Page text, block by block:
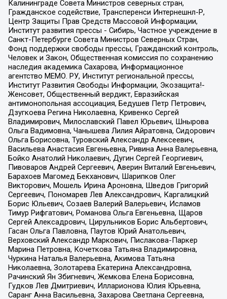
Калининграде Совета Министров северных стран,
Гражданское содействие, Трансперенси Интернешнл-Р,
Центр Защиты Прав Средств Массовой Информации,
Институт развития прессы - Сибирь, Частное учреждение в
Санкт-Петербурге Совета Министров Северных Стран,
Фонд поддержки свободы прессы, Гражданский контроль,
Человек и Закон, Общественная комиссия по сохранению
наследия академика Сахарова, Информационное
агентство МЕМО. РУ, Институт региональной прессы,
Институт Развития Свободы Информации, Экозащита!-
Женсовет, Общественный вердикт, Евразийская
антимонопольная ассоциация, Бедушев Петр Петрович,
Дзугкоева Регина Николаевна, Кривенко Сергей
Владимирович, Милославский Павел Юрьевич, Шнырова
Ольга Вадимовна, Чанышева Лилия Айратовна, Сидорович
Ольга Борисовна, Туровский Александр Алексеевич,
Васильева Анастасия Евгеньевна, Ривина Анна Валерьевна,
Бойко Анатолий Николаевич, Дугин Сергей Георгиевич,
Пивоваров Андрей Сергеевич, Аверин Виталий Евгеньевич,
Барахоев Магомед Бекханович, Шарипков Олег
Викторович, Мошель Ирина Ароновна, Шведов Григорий
Сергеевич, Пономарев Лев Александрович, Каргалицкий
Борис Юльевич, Созаев Валерий Валерьевич, Исламов
Тимур Рифгатович, Романова Ольга Евгеньевна, Щаров
Сергей Алексадрович, Цирульников Борис Альбертович,
Гасан Ольга Павловна, Паутов Юрий Анатольевич,
Верховский Александр Маркович, Пислакова-Паркер
Марина Петровна, Кочеткова Татьяна Владимировна,
Чуркина Наталья Валерьевна, Акимова Татьяна
Николаевна, Золотарева Екатерина Александровна,
Рачинский Ян Збигневич, Жемкова Елена Борисовна,
Гудков Лев Дмитриевич, Илларионова Юлия Юрьевна,
Саранг Анна Васильевна, Захарова Светлана Сергеевна,